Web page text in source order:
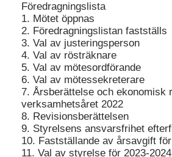
Föredragningslista
1. Mötet öppnas
2. Föredragningslistan fastställs
3. Val av justeringsperson
4. Val av rösträknare
5. Val av mötesordförande
6. Val av mötessekreterare
7. Årsberättelse och ekonomisk
verksamhetsåret 2022
8. Revisionsberättelsen
9. Styrelsens ansvarsfrihet
10. Fastställande av årsavgift
11. Val av styrelse för 2023-